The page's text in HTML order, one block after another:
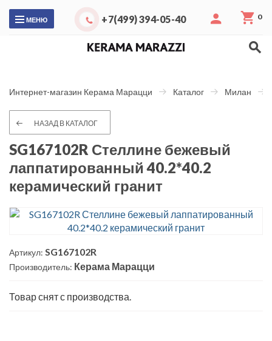
МЕНЮ +7(499) 394-05-40 0
Интернет-магазин Керама Марацци Каталог Милан
НАЗАД В КАТАЛОГ
SG167102R Стеллине бежевый
лаппатированный 40.2*40.2
керамический гранит
Артикул: SG167102R
Производитель: Керама Марацци
Товар снят с производства.